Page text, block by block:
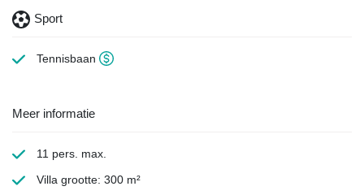
Sport
Tennisbaan
Meer informatie
11 pers. max.
Villa grootte: 300 m²